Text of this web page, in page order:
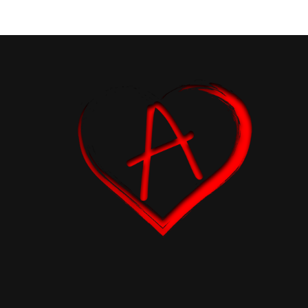
des
publications